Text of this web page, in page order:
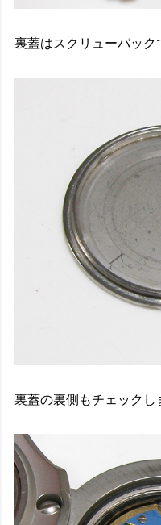
裏蓋はスクリューバック
裏蓋の裏側もチェックし